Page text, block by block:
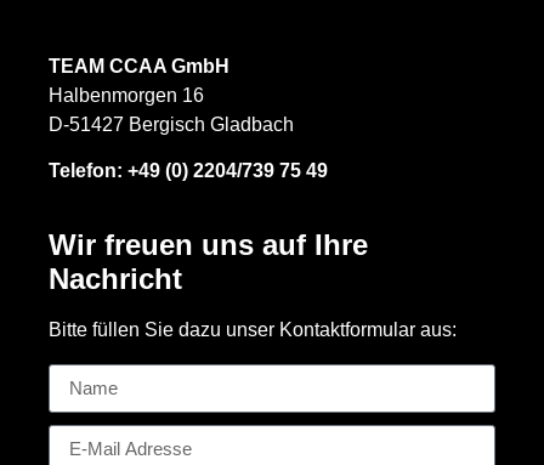
TEAM CCAA GmbH
Halbenmorgen 16
D-51427 Bergisch Gladbach
Telefon: +49 (0) 2204/739 75 49
Wir freuen uns auf Ihre
Nachricht
Bitte füllen Sie dazu unser Kontaktformular aus: